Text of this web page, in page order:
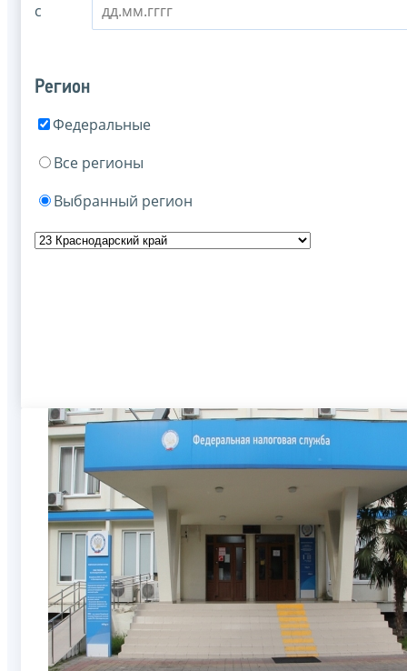
с
Регион
Федеральные
Все регионы
Выбранный регион